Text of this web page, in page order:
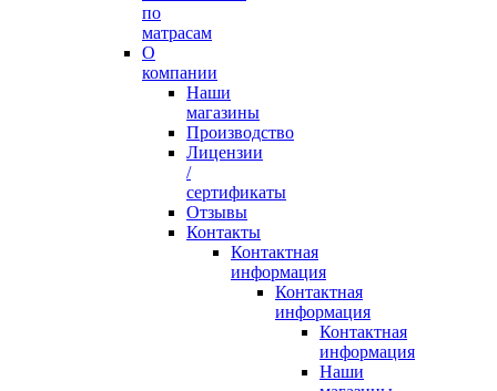
по
матрасам
О
компании
Наши
магазины
Производство
Лицензии
/
сертификаты
Отзывы
Контакты
Контактная
информация
Контактная
информация
Контактная
информация
Наши